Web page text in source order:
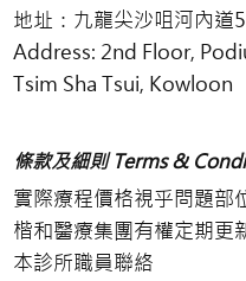
地址：九龍尖沙咀河內道
Address: 2nd Floor,
Tsim Sha Tsui, Kowloon
條款及細則 Terms &
實際療程價格視乎問題部
楷和醫療集團有權定期更
本診所職員聯絡